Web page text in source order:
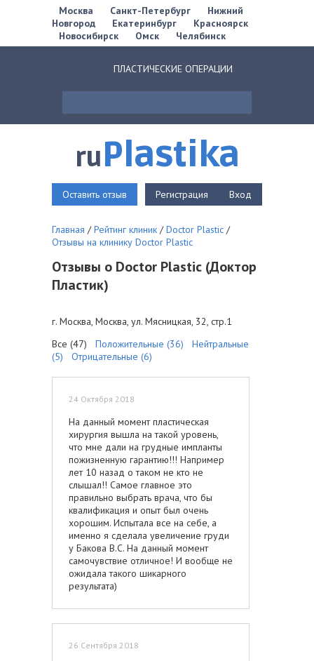
Москва Санкт-Петербург
Нижний
Новгород
Екатеринбург
Красноярск
Новосибирск
Омск Челябинск
ПЛАСТИЧЕСКИЕ ОПЕРАЦИИ
ruPlastika
Оставить отзыв Регистрация Вход
Главная / Рейтинг клиник / Doctor Plastic /
Отзывы на клинику Doctor Plastic
Отзывы о Doctor Plastic (Доктор
Пластик)
г. Москва, Москва, ул. Мясницкая, 32, стр.1
Все (47) Положительные (36)
Нейтральные
(5)
Отрицательные (6)
24 Октября 2018
На данный момент пластическая
хирургия вышла на такой уровень,
что мне дали на грудные импланты
пожизненную гарантию!!! Например
лет 10 назад о таком не кто не
слышал!! Самое главное это
правильно выбрать врача, что бы
квалификация и опыт был очень
хорошим. Испытала все на себе, а
именно я сделала увеличение груди
у Бакова В.С. На данный момент
самочувствие отличное! И вообще не
ожидала такого шикарного
результата)
26 Сентября 2018